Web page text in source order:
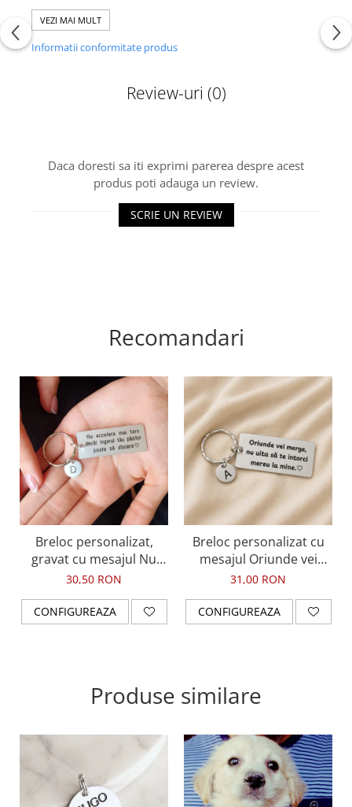
Va invitam pe pagina noastra de facebook, pentru a
vizualiza albumele de fotografii cu toate modelele
realizate de noi.
VEZI MAI MULT
Informatii conformitate produs
Review-uri (0)
Daca doresti sa iti exprimi parerea despre acest
produs poti adauga un review.
SCRIE UN REVIEW
Recomandari
Breloc personalizat,
gravat cu mesajul Nu
accelera mai tare decat
zboare, cu initiala
30,50 RON
CONFIGUREAZA
Breloc personalizat cu
mesajul Oriunde vei
merge, nu uita sa te
gravat pe dreptunghi din
aluminiu
31,00 RON
CONFIGUREAZA
Produse similare